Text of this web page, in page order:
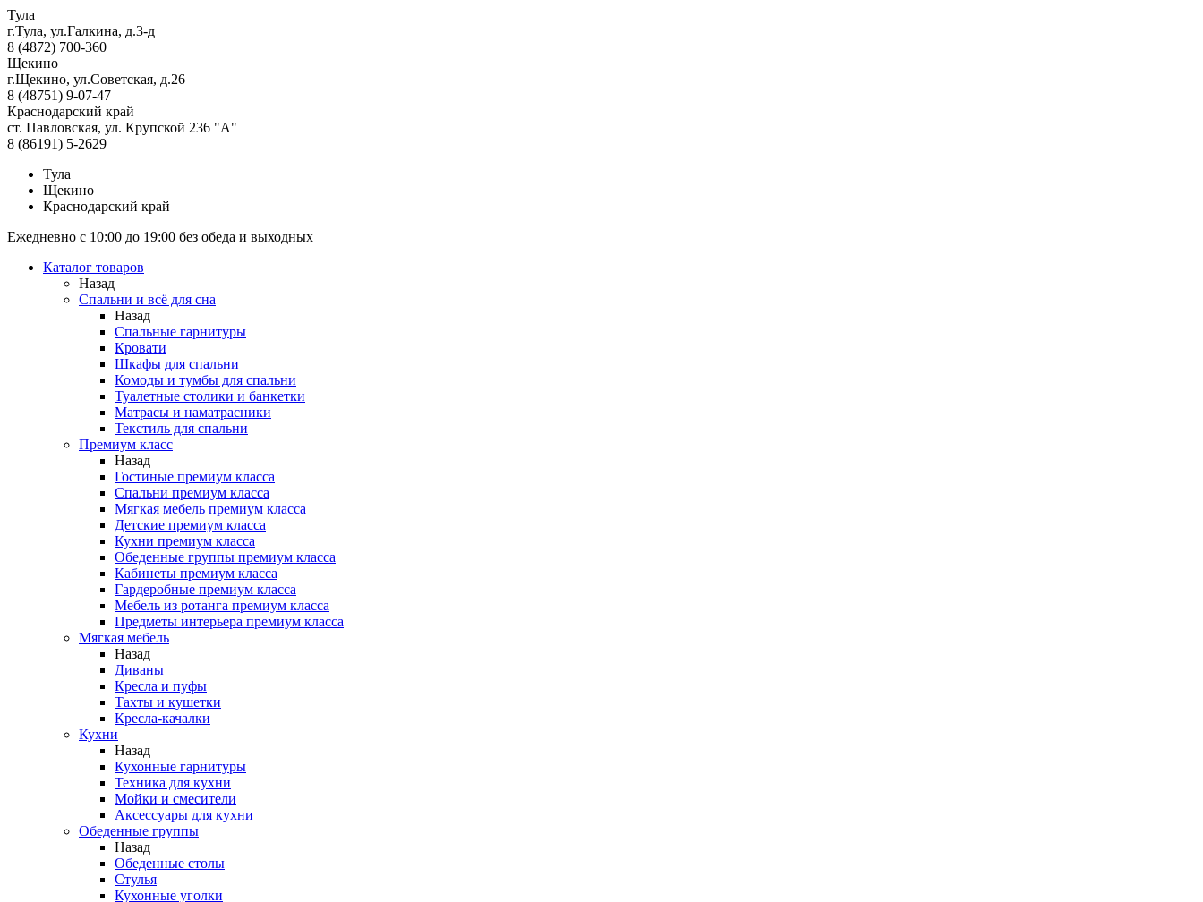
Тула
г.Тула, ул.Галкина, д.3-д
8 (4872) 700-360
Щекино
г.Щекино, ул.Советская, д.26
8 (48751) 9-07-47
Краснодарский край
ст. Павловская, ул. Крупской 236 "А"
8 (86191) 5-2629
Тула
Щекино
Краснодарский край
Ежедневно с 10:00 до 19:00 без обеда и выходных
Каталог товаров
Назад
Спальни и всё для сна
Назад
Спальные гарнитуры
Кровати
Шкафы для спальни
Комоды и тумбы для спальни
Туалетные столики и банкетки
Матрасы и наматрасники
Текстиль для спальни
Премиум класс
Назад
Гостиные премиум класса
Спальни премиум класса
Мягкая мебель премиум класса
Детские премиум класса
Кухни премиум класса
Обеденные группы премиум класса
Кабинеты премиум класса
Гардеробные премиум класса
Мебель из ротанга премиум класса
Предметы интерьера премиум класса
Мягкая мебель
Назад
Диваны
Кресла и пуфы
Тахты и кушетки
Кресла-качалки
Кухни
Назад
Кухонные гарнитуры
Техника для кухни
Мойки и смесители
Аксессуары для кухни
Обеденные группы
Назад
Обеденные столы
Стулья
Кухонные уголки